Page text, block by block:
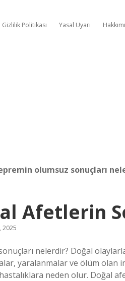
Gizlilik Politikası Yasal Uyarı
olumsuz sonuçları
Afetlerin
2025
nelerdir? Doğal
yaralanmalar ve ölüm olan
neden olur. Doğal